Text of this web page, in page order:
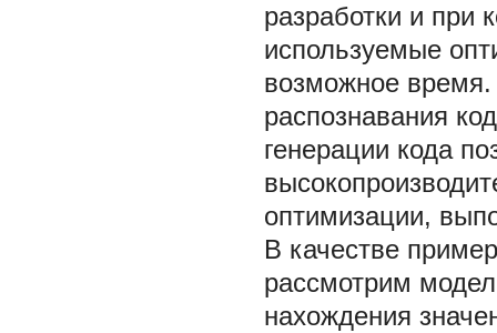
разработки и при
используемые
возможное время.
распознавания
генерации кода
оптимизации,
В качестве
рассмотрим
нахождения